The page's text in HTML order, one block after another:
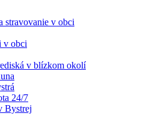
stravovanie v obci
v obci
v blízkom okolí
24/7
Bystrej